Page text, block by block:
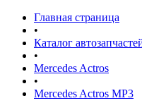
Главная страница
•
Каталог
•
Mercedes Actros
•
Mercedes Actros MP3